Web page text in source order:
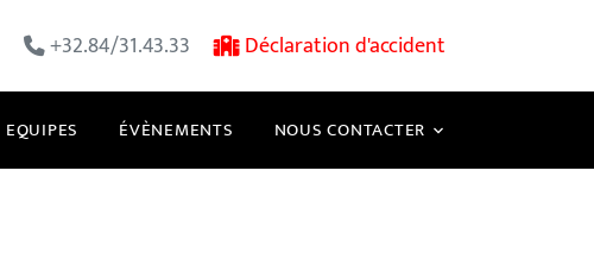
+32.84/31.43.33 Déclaration d'accident
EQUIPES ÉVÈNEMENTS NOUS CONTACTER